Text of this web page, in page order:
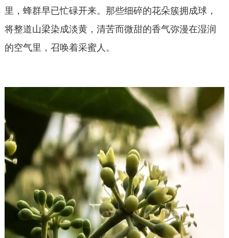
里，蜂群早已忙碌开来。那些细碎的花朵簇拥成球，
将整道山梁染成淡黄，清苦而微甜的香气弥漫在湿润
的空气里，召唤着采蜜人。